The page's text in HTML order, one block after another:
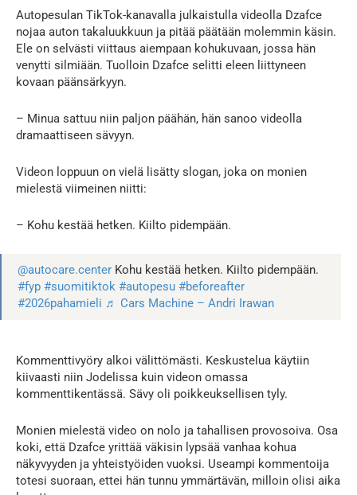
Autopesulan TikTok-kanavalla julkaistulla videolla Dzafce
nojaa auton takaluukkuun ja pitää päätään molemmin käsin.
Ele on selvästi viittaus aiempaan kohukuvaan, jossa hän
venytti silmiään. Tuolloin Dzafce selitti eleen liittyneen
kovaan päänsärkyyn.
– Minua sattuu niin paljon päähän, hän sanoo videolla
dramaattiseen sävyyn.
Videon loppuun on vielä lisätty slogan, joka on monien
mielestä viimeinen niitti:
– Kohu kestää hetken. Kiilto pidempään.
@autocare.center Kohu kestää hetken. Kiilto pidempään.
#fyp #suomitiktok #autopesu #beforeafter
#2026pahamieli ♬ Cars Machine – Andri Irawan
Kommenttivyöry alkoi välittömästi. Keskustelua käytiin
kiivaasti niin Jodelissa kuin videon omassa
kommenttikentässä. Sävy oli poikkeuksellisen tyly.
Monien mielestä video on nolo ja tahallisen provosoiva. Osa
koki, että Dzafce yrittää väkisin lypsää vanhaa kohua
näkyvyyden ja yhteistyöiden vuoksi. Useampi kommentoija
totesi suoraan, ettei hän tunnu ymmärtävän, milloin olisi aika